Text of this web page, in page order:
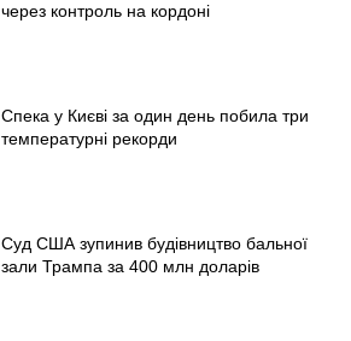
через контроль на кордоні
Спека у Києві за один день побила три
температурні рекорди
Суд США зупинив будівництво бальної
зали Трампа за 400 млн доларів